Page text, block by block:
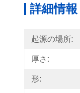
詳細情報
起源の場所:
厚さ:
形: